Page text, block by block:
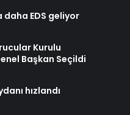
daha EDS geliyor
Kurulu
Başkan Seçildi
hızlandı